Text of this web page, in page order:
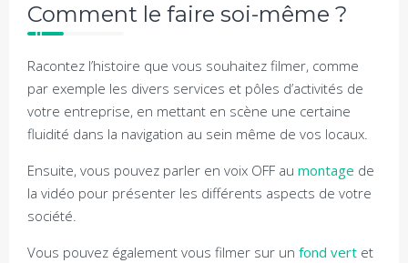
Comment le faire soi-même ?
Racontez l’histoire que vous souhaitez filmer, comme
par exemple les divers services et pôles d’activités de
votre entreprise, en mettant en scène une certaine
fluidité dans la navigation au sein même de vos locaux.
Ensuite, vous pouvez parler en voix OFF au montage de
la vidéo pour présenter les différents aspects de votre
société.
Vous pouvez également vous filmer sur un fond vert et